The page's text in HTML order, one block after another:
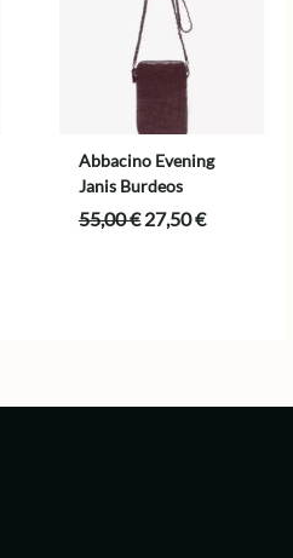
Abbacino Evening
Janis Burdeos
55,00€ El
27,50€El